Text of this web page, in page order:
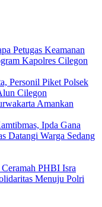
Petugas Keamanan
Kapolres Cilegon
Personil Piket Polsek
Cilegon
Amankan
Ipda Gana
Datangi Warga Sedang
PHBI Isra
Menuju Polri